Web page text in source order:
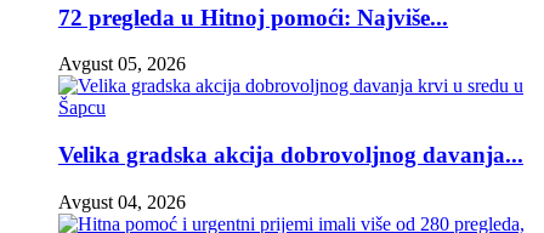
72 pregleda u Hitnoj pomoći: Najviše...
Avgust 05, 2026
Velika gradska akcija dobrovoljnog davanja...
Avgust 04, 2026